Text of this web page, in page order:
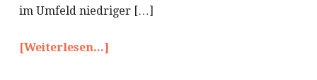
im Umfeld niedriger […]
[Weiterlesen...]